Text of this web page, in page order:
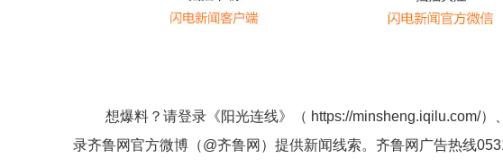
想爆料？请登录《阳光连线》（ https://minsheng.iqilu.com/）
录齐鲁网官方微博（@齐鲁网 ）提供新闻线索。齐鲁网广告热线